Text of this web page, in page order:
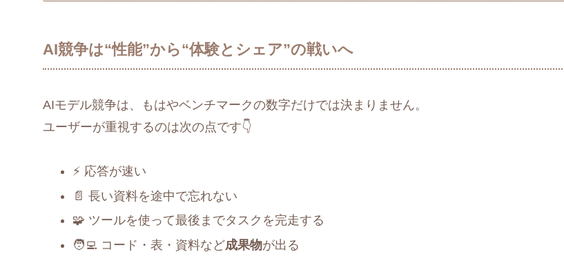
AI競争は“性能”から“体験とシェア”の戦いへ
AIモデル競争は、もはやベンチマークの数字だけでは決まりません。
ユーザーが重視するのは次の点です👇
⚡ 応答が速い
📄 長い資料を途中で忘れない
🧩 ツールを使って最後までタスクを完走する
🧑‍💻 コード・表・資料など成果物が出る